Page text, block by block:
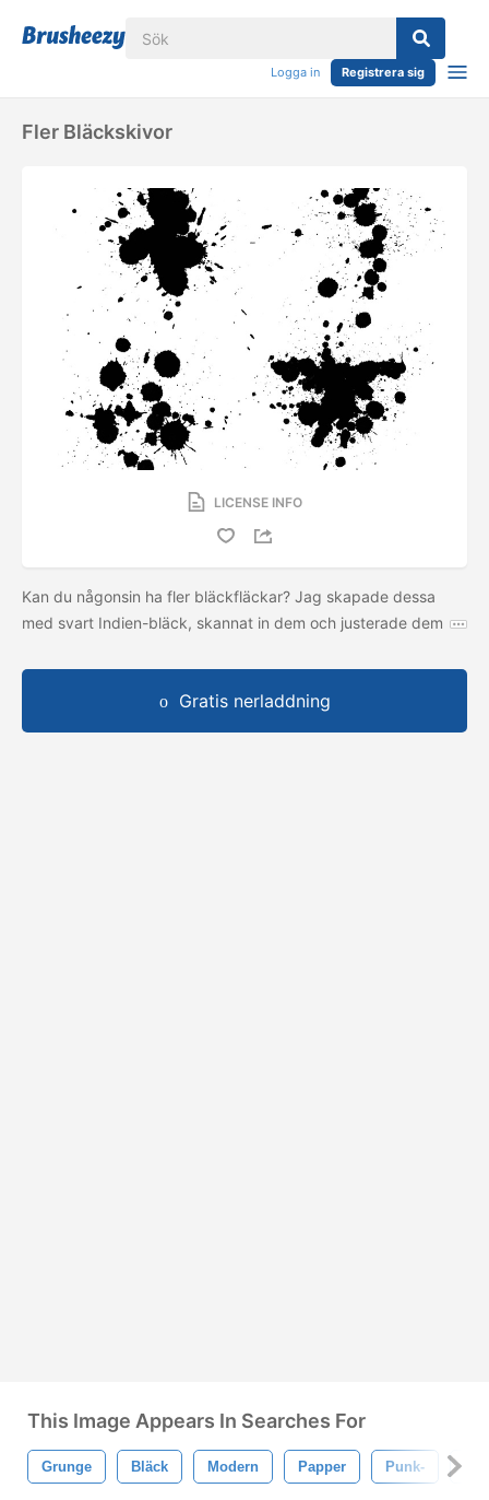
Logga in Registrera sig
Fler Bläckskivor
LICENSE INFO
Kan du någonsin ha fler bläckfläckar? Jag skapade dessa
med svart Indien-bläck, skannat in dem och justerade dem
Gratis nerladdning
This Image Appears In Searches For
Grunge Bläck Modern Papper Punk-